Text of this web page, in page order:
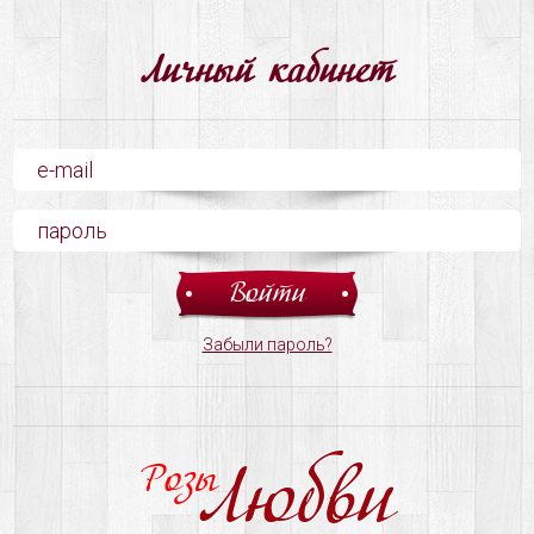
Личный кабинет
Забыли пароль?
РозыЛюбви